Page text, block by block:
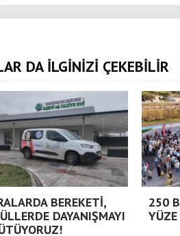
DA İLGİNİZİ ÇEKEBİLİR
BEREKETİ,
DAYANIŞMAYI
250